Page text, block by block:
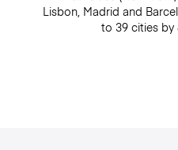
Lisbon, Madrid and
to 39 cities by